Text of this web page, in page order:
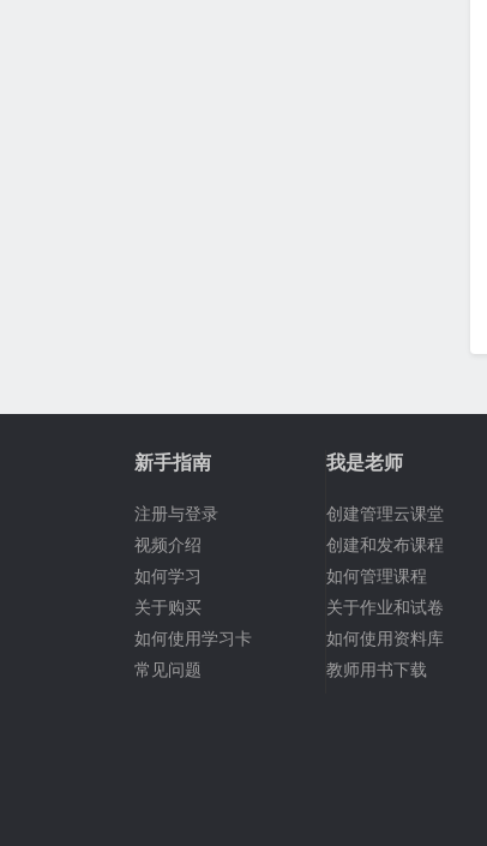
新手指南
注册与登录
视频介绍
如何学习
关于购买
如何使用学习卡
常见问题
我是老师
创建管理云课堂
创建和发布课程
如何管理课程
关于作业和试卷
如何使用资料库
教师用书下载